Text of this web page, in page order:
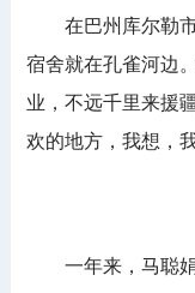
在巴州库尔勒市
宿舍就在孔雀河边
业，不远千里来援
欢的地方，我想，
一年来，马聪娟